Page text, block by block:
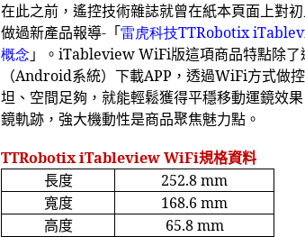
在此之前，遙控技術雜誌就曾在紙本頁面上對
做過新產品報導- 「雷虎科技TTRobotix
概念 」。 iTableview WiFi版這項商品特點除
（Android系統）下載APP ，透過WiFi方式做
坦、空間足夠，就能輕鬆獲得平穩移動運鏡效
鏡軌跡，強大機動性是商品聚焦魅力點。
TTRobotix iTableview WiFi規格資料
長度
252.8 mm
寬度
168.6 mm
高度
65.8 mm